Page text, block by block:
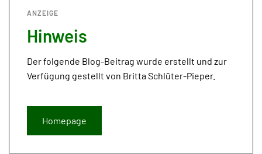
ANZEIGE
Hinweis
Der folgende Blog-Beitrag wurde erstellt und zur
Verfügung gestellt von Britta Schlüter-Pieper.
Homepage